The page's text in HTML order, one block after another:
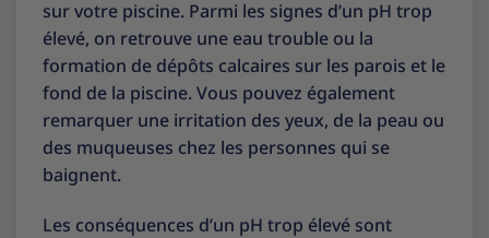
sur votre piscine. Parmi les signes d’un pH trop
élevé, on retrouve une eau trouble ou la
formation de dépôts calcaires sur les parois et le
fond de la piscine. Vous pouvez également
remarquer une irritation des yeux, de la peau ou
des muqueuses chez les personnes qui se
baignent.
Les conséquences d’un pH trop élevé sont